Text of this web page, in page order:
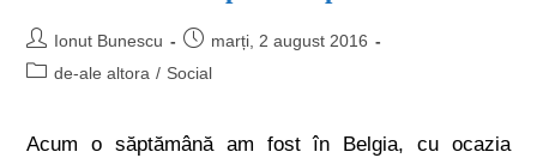
Ionut Bunescu
marți, 2 august 2016
de-ale altora / Social
Acum o săptămână am fost în Belgia, cu ocazia